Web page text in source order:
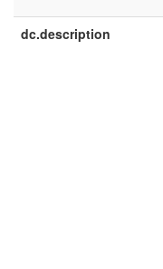
dc.description